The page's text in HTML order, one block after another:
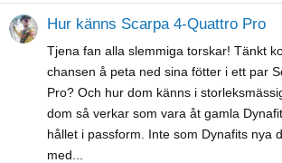
Hur känns Scarpa 4-Quattro Pro
Tjena fan alla slemmiga torskar! Tänkt
chansen å peta ned sina fötter i ett par
Pro? Och hur dom känns i
dom så verkar som vara åt gamla
hållet i passform. Inte som Dynafits nya
med...